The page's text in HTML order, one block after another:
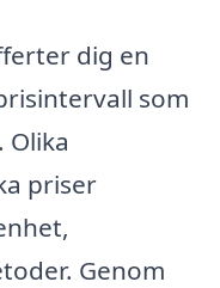
dig en
som
priser
Genom